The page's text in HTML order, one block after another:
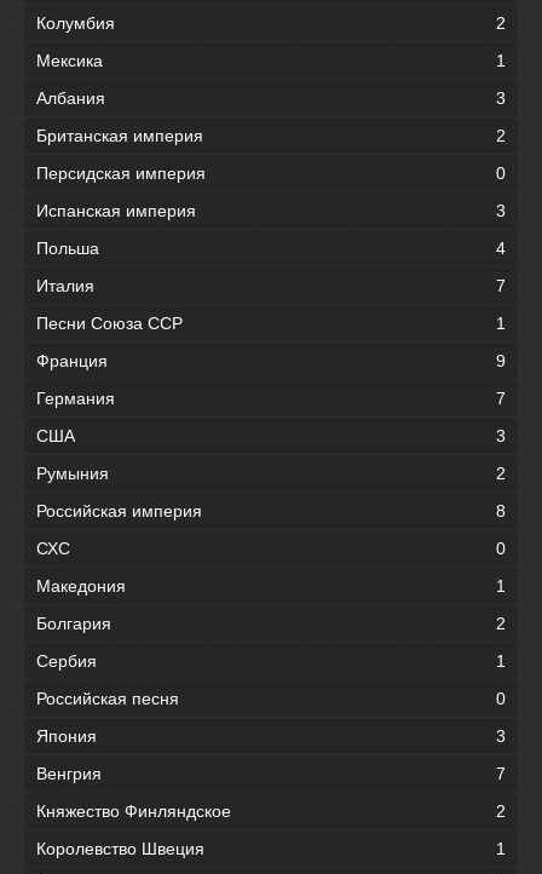
Колумбия
2
Мексика
1
Албания
3
Британская империя
2
Персидская империя
0
Испанская империя
3
Польша
4
Италия
7
Песни Союза ССР
1
Франция
9
Германия
7
США
3
Румыния
2
Российская империя
8
СХС
0
Македония
1
Болгария
2
Сербия
1
Российская песня
0
Япония
3
Венгрия
7
Княжество Финляндское
2
Королевство Швеция
1